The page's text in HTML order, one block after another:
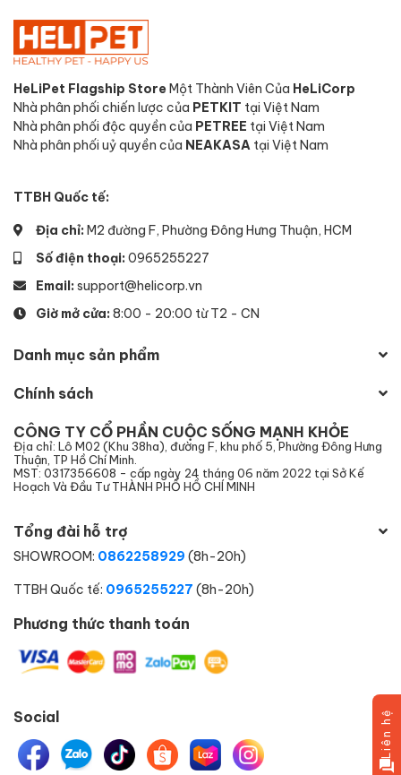
HeLiPet Flagship StoreMột Thành Viên Của HeLiCorp
Nhà phân phối chiến lược của PETKIT tại Việt Nam
Nhà phân phối độc quyền của PETREE tại Việt Nam
Nhà phân phối uỷ quyền của NEAKASA tại Việt Nam
TTBH Quốc tế:
Địa chỉ: M2 đường F, Phường Đông Hưng Thuận, HCM
Số điện thoại: 0965255227
Email: support@helicorp.vn
Giờ mở cửa: 8:00 - 20:00 từ T2 - CN
Danh mục sản phẩm
Chính sách
CÔNG TY CỔ PHẦN CUỘC SỐNG MẠNH KHỎE
Địa chỉ: Lô M02 (Khu 38ha), đường F, khu phố 5, Phường Đông Hưng
Thuận, TP Hồ Chí Minh.
MST: 0317356608 - cấp ngày 24 tháng 06 năm 2022 tại Sở Kế
Hoạch Và Đầu Tư THÀNH PHỐ HỒ CHÍ MINH
Tổng đài hỗ trợ
SHOWROOM: 0862258929 (8h-20h)
TTBH Quốc tế: 0965255227 (8h-20h)
Phương thức thanh toán
Social Liên hệ